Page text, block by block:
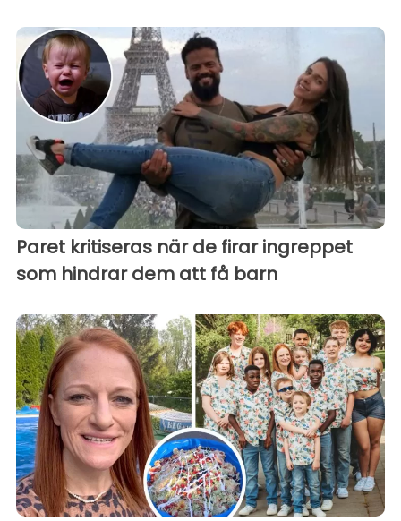
Paret kritiseras när de firar ingreppet
som hindrar dem att få barn